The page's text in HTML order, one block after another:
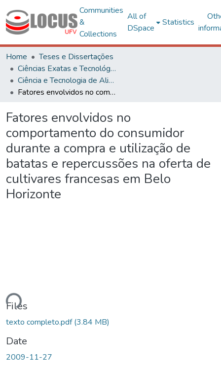
Communities
&
Collections
All of
DSpace
Statistics
Home
Teses e Dissertações
Ciências Exatas e Tecnológicas
Ciência e Tecnologia de Alimentos
Fatores envolvidos no comportamento do consumidor durante a compra e utilização de batatas e repercussões na oferta de cultivares francesas em Belo Horizonte
Fatores envolvidos no
comportamento do consumidor
durante a compra e utilização de
batatas e repercussões na oferta de
cultivares francesas em Belo
Horizonte
Loading...
Files
texto completo.pdf(3.84 MB)
Date
2009-11-27